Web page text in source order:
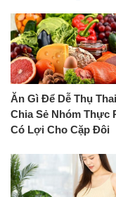
Ăn Gì Để Dễ Thụ
Chia Sẻ Nhóm Thực
Có Lợi Cho Cặp Đôi